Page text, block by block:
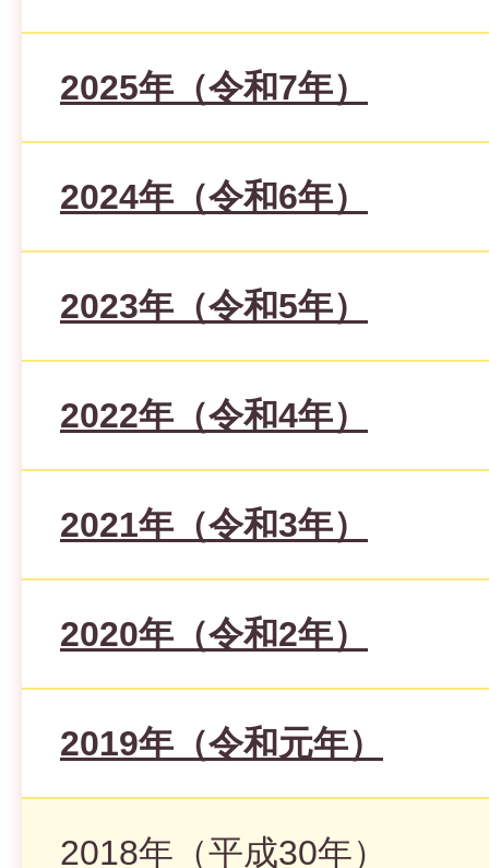
2025年（令和7年）
2024年（令和6年）
2023年（令和5年）
2022年（令和4年）
2021年（令和3年）
2020年（令和2年）
2019年（令和元年）
2018年（平成30年）